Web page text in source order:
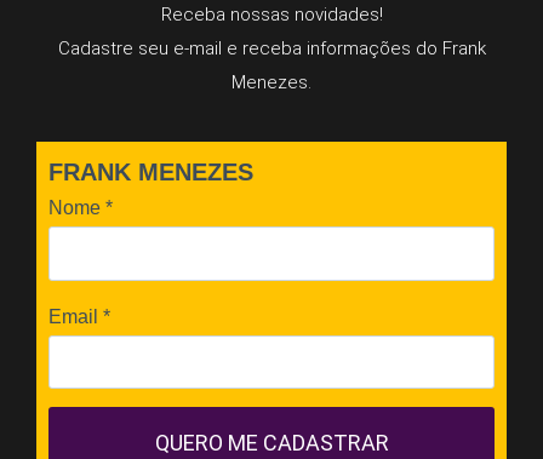
Receba nossas novidades!
Cadastre seu e-mail e receba informações do Frank
Menezes.
FRANK MENEZES
Nome *
Email *
QUERO ME CADASTRAR